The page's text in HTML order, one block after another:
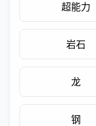
超能力
岩石
龙
钢